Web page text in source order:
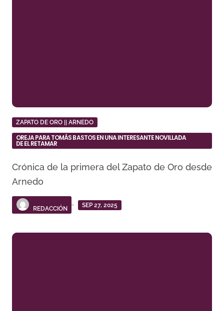
ZAPATO DE ORO || ARNEDO
OREJA PARA TOMÁS BASTOS EN UNA INTERESANTE NOVILLADA
DE EL RETAMAR
Crónica de la primera del Zapato de Oro desde
Arnedo
REDACCIÓN
SEP 27, 2025